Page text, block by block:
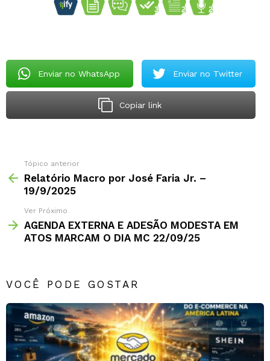
Enviar no WhatsApp Enviar no Twitter
Copiar link
Tópico anterior
Relatório Macro por José Faria Jr. –
19/9/2025
Ver Próximo
AGENDA EXTERNA E ADESÃO MODESTA EM
ATOS MARCAM O DIA MC 22/09/25
VOCÊ PODE GOSTAR